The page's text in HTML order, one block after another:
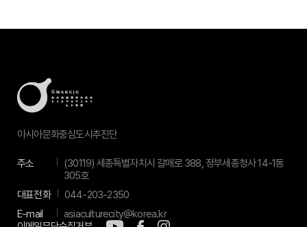
아시아문화중심도시추진단
주소
(30119) 세종특별자치시 갈매로 388, 정부세종청사 14-1동
305호
대표전화
044-203-2350
E-mail
asiaculturecity@korea.kr